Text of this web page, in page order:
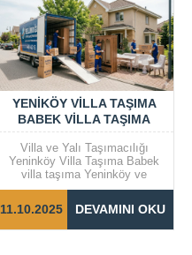
YENIKÖY VILLA TAŞIMA
BABEK VILLA TAŞIMA
Villa ve Yalı Taşımacılığı
Yeninköy Villa Taşıma Babek
villa taşıma Yeninköy ve
Bebek gibi prestijli semtlerde
taşıma işlemleri, dikkat ve
özen gerektiren bir süreçtir.
11.10.2025 DEVAMINI OKU